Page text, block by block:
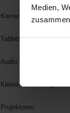
Medien,
Kamera & Foto
Tablets
Audio, Hifi & Video
Kleine Haushaltsgeräte
Projektoren